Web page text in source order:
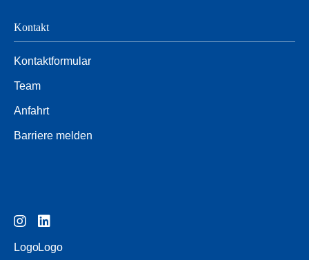
Kontakt
Kontaktformular
Team
Anfahrt
Barriere melden
LogoLogo